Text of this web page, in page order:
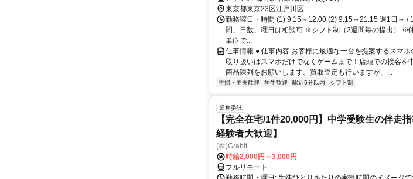
東京都東京23区江戸川区
勤務曜日・時間 (1) 9:15～12:00 (2) 9:15～21:15 週1日～
間、日数、曜日は相談可 ※シフト制（2週間毎の提出） ※
単位で...
仕事情報 ● 仕事内容 お客様に最適な一台を提案するスマホ
取り扱いはスマホだけでなくゲームまで！店頭での接客を
商品陳列をお願いします。買取査定も行いますが、...
主婦・主夫歓迎 学生歓迎 駅近5分以内 シフト制
業務委託
【完全在宅/1件20,000円】中学受験生の伴走
経験者大歓迎】
(株)Grabit
時給2,000円～3,000円
フルリモート